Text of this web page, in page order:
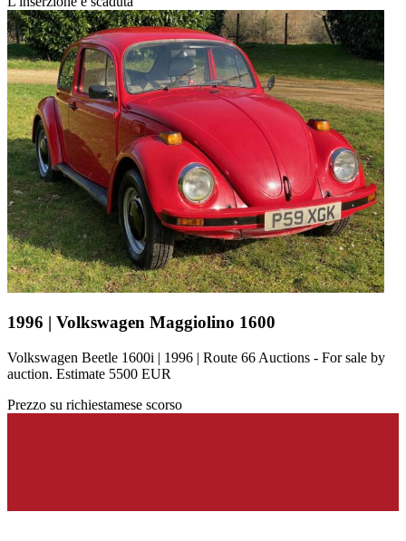
1996 | Volkswagen Maggiolino 1600
Volkswagen Beetle 1600i | 1996 | Route 66 Auctions - For sale by
auction. Estimate 5500 EUR
Prezzo su richiestamese scorso